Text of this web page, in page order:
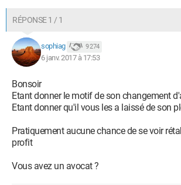
RÉPONSE 1 / 1
sophiag 9 274
6 janv. 2017 à 17:53
Bonsoir
Etant donner le motif de son changement
Etant donner qu'il vous les a laissé de son
Pratiquement aucune chance de se voir
profit
Vous avez un avocat ?